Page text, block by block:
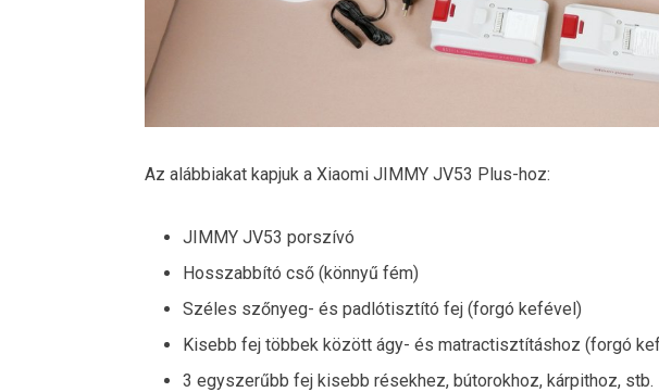
Az alábbiakat kapjuk a Xiaomi JIMMY JV53 Plus-hoz:
JIMMY JV53 porszívó
Hosszabbító cső (könnyű fém)
Széles szőnyeg- és padlótisztító fej (forgó kefével)
Kisebb fej többek között ágy- és matractisztításhoz (forgó
3 egyszerűbb fej kisebb résekhez, bútorokhoz, kárpithoz, stb.